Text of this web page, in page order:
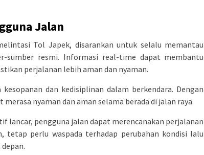
Jalan
Tol Japek, disarankan untuk selalu memantau
sumber resmi. Informasi real-time dapat membantu
perjalanan lebih aman dan nyaman.
dan kedisiplinan dalam berkendara. Dengan
nyaman dan aman selama berada di jalan raya.
lancar, pengguna jalan dapat merencanakan perjalanan
tetap perlu waspada terhadap perubahan kondisi lalu